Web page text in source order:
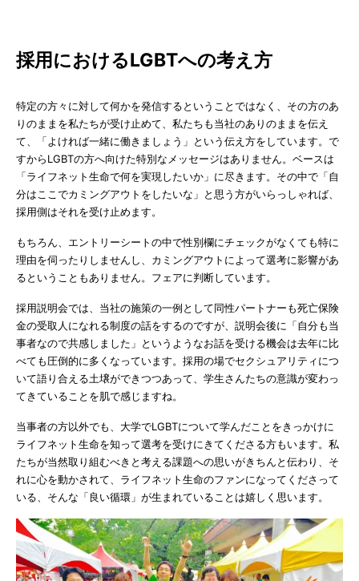
採用におけるLGBTへの考え方
特定の方々に対して何かを発信するということではなく、その方のあ
りのままを私たちが受け止めて、私たちも当社のありのままを伝え
て、「よければ一緒に働きましょう」という伝え方をしています。で
すからLGBTの方へ向けた特別なメッセージはありません。ベースは
「ライフネット生命で何を実現したいか」に尽きます。その中で「自
分はここでカミングアウトをしたいな」と思う方がいらっしゃれば、
採用側はそれを受け止めます。
もちろん、エントリーシートの中で性別欄にチェックがなくても特に
理由を伺ったりしませんし、カミングアウトによって選考に影響があ
るということもありません。フェアに判断しています。
採用説明会では、当社の施策の一例として同性パートナーも死亡保険
金の受取人になれる制度の話をするのですが、説明会後に「自分も当
事者なので共感しました」というようなお話を受ける機会は去年に比
べても圧倒的に多くなっています。採用の場でセクシュアリティにつ
いて語り合える土壌ができつつあって、学生さんたちの意識が変わっ
てきていることを肌で感じますね。
当事者の方以外でも、大学でLGBTについて学んだことをきっかけに
ライフネット生命を知って選考を受けにきてくださる方もいます。私
たちが当然取り組むべきと考える課題への思いがきちんと伝わり、そ
れに心を動かされて、ライフネット生命のファンになってくださって
いる、そんな「良い循環」が生まれていることは嬉しく思います。